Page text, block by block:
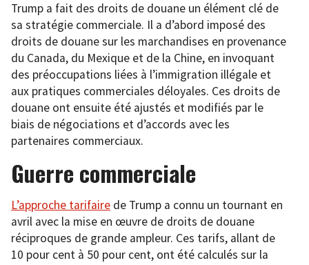
Trump a fait des droits de douane un élément clé de
sa stratégie commerciale. Il a d’abord imposé des
droits de douane sur les marchandises en provenance
du Canada, du Mexique et de la Chine, en invoquant
des préoccupations liées à l’immigration illégale et
aux pratiques commerciales déloyales. Ces droits de
douane ont ensuite été ajustés et modifiés par le
biais de négociations et d’accords avec les
partenaires commerciaux.
Guerre commerciale
L’approche tarifaire de Trump a connu un tournant en
avril avec la mise en œuvre de droits de douane
réciproques de grande ampleur. Ces tarifs, allant de
10 pour cent à 50 pour cent, ont été calculés sur la